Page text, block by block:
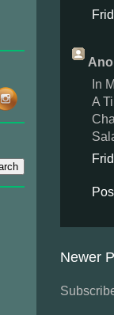
In
A
Newer